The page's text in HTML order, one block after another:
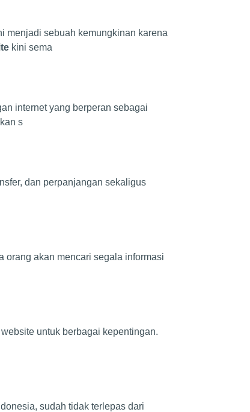
menjadi sebuah kemungkinan karena
kini sema
internet yang berperan sebagai
s
dan perpanjangan sekaligus
orang akan mencari segala informasi
untuk berbagai kepentingan.
sudah tidak terlepas dari